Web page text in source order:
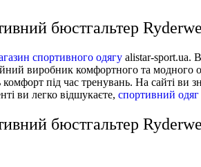
бюстгальтер
спортивного одягу alistar-sport.ua.
виробник комфортного та модного
під час тренувань. На сайті ви
ви легко відшукаєте, спортивний одяг
бюстгальтер